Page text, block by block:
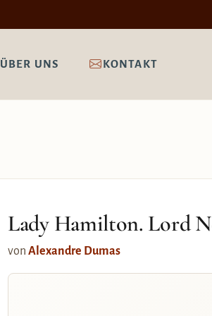
ÜBER UNS KONTAKT
Lady Hamilton. Lord
von Alexandre Dumas